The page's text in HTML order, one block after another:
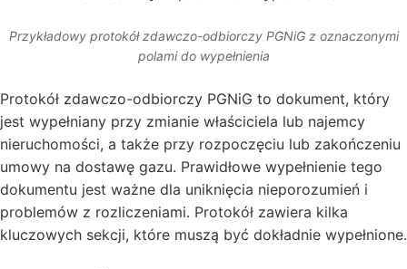
Przykładowy protokół zdawczo-odbiorczy PGNiG z oznaczonymi
polami do wypełnienia
Protokół zdawczo-odbiorczy PGNiG to dokument, który
jest wypełniany przy zmianie właściciela lub najemcy
nieruchomości, a także przy rozpoczęciu lub zakończeniu
umowy na dostawę gazu. Prawidłowe wypełnienie tego
dokumentu jest ważne dla uniknięcia nieporozumień i
problemów z rozliczeniami. Protokół zawiera kilka
kluczowych sekcji, które muszą być dokładnie wypełnione.